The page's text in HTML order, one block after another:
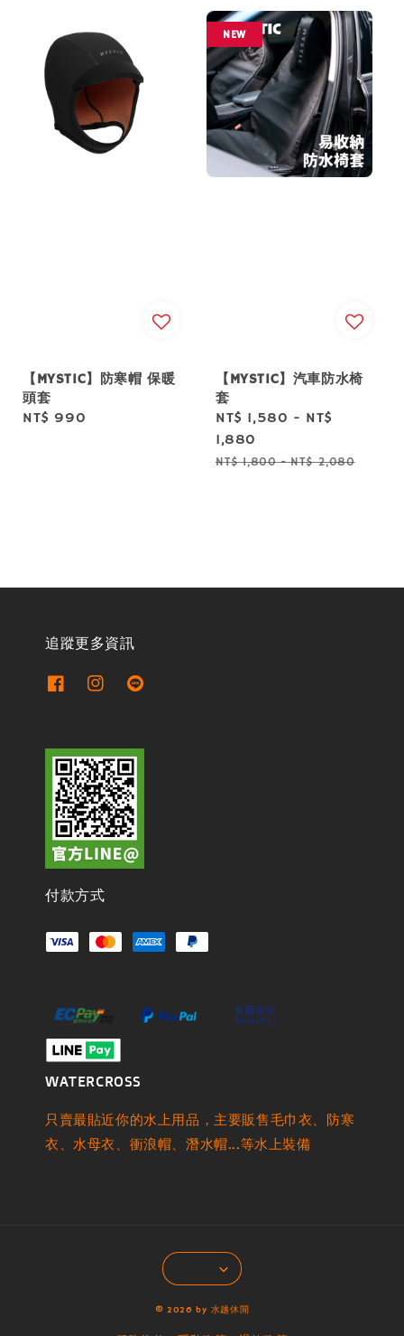
【MYSTIC】防寒帽 保暖
頭套
Regular
NT$ 990
NEW
【MYSTIC】汽車防水椅
套
Sale
price
NT$ 1,580 - NT$
1,880
Regular
NT$ 1,800-NT$ 2,080
追蹤更多資訊
付款方式
WATERCROSS
只賣最貼近你的水上用品，主要販售毛巾衣、防寒
衣、水母衣、衝浪帽、潛水帽...等水上裝備
© 2026 by 水越休閒